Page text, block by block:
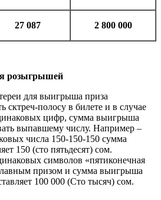
27 087 2 800 000
розыгрышей
для выигрыша приза
сктреч-полосу в билете и в случае
цифр, сумма выигрыша
выпавшему числу. Например –
числа 150-150-150 сумма
150 (сто пятьдесят) сом.
символов «пятиконечная
главным призом и сумма выигрыша
100 000 (Сто тысяч) сом.